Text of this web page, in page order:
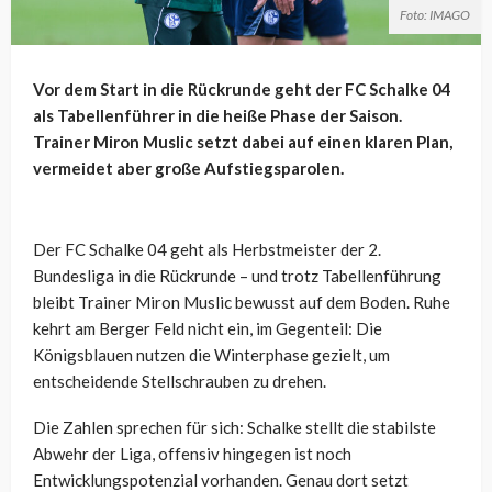
Foto: IMAGO
Vor dem Start in die Rückrunde geht der FC Schalke 04
als Tabellenführer in die heiße Phase der Saison.
Trainer Miron Muslic setzt dabei auf einen klaren Plan,
vermeidet aber große Aufstiegsparolen.
Der FC Schalke 04 geht als Herbstmeister der 2.
Bundesliga in die Rückrunde – und trotz Tabellenführung
bleibt Trainer Miron Muslic bewusst auf dem Boden. Ruhe
kehrt am Berger Feld nicht ein, im Gegenteil: Die
Königsblauen nutzen die Winterphase gezielt, um
entscheidende Stellschrauben zu drehen.
Die Zahlen sprechen für sich: Schalke stellt die stabilste
Abwehr der Liga, offensiv hingegen ist noch
Entwicklungspotenzial vorhanden. Genau dort setzt